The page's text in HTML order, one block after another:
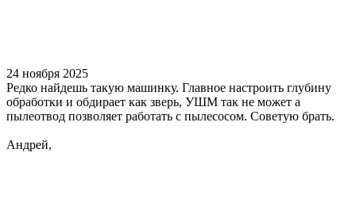
24 ноября 2025
Редко найдешь такую машинку. Главное настроить глубину
обработки и обдирает как зверь, УШМ так не может а
пылеотвод позволяет работать с пылесосом. Советую брать.
Андрей,